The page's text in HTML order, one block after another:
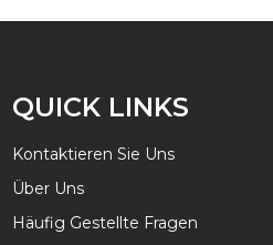
QUICK LINKS
Kontaktieren Sie Uns
Über Uns
Häufig Gestellte Fragen